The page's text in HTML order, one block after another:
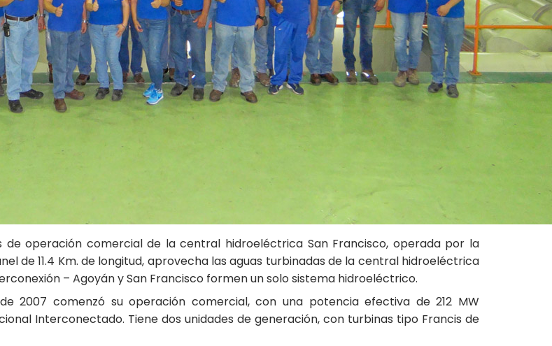
de operación comercial de la central hidroeléctrica San Francisco, operada por la
de 11.4 Km. de longitud, aprovecha las aguas turbinadas de la central hidroeléctrica
– Agoyán y San Francisco formen un solo sistema hidroeléctrico.
2007 comenzó su operación comercial, con una potencia efectiva de 212 MW
Interconectado. Tiene dos unidades de generación, con turbinas tipo Francis de